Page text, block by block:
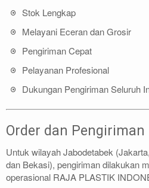
Stok Lengkap
Melayani Eceran dan Grosir
Pengiriman Cepat
Pelayanan Profesional
Dukungan Pengiriman Seluruh
Order dan Pengiriman
Untuk wilayah Jabodetabek
dan Bekasi), pengiriman dilakukan
operasional RAJA PLASTIK